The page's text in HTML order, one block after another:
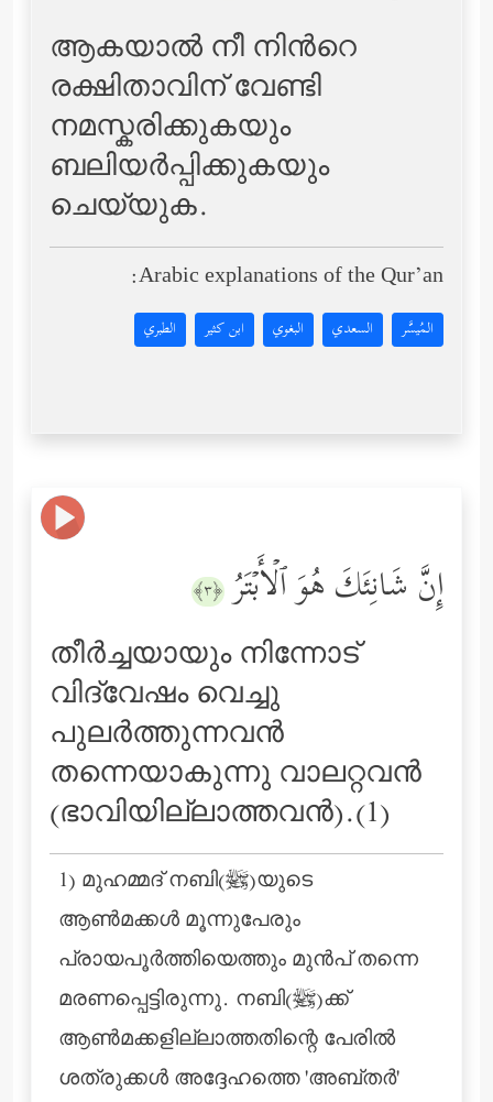
ആകയാല്‍ നീ നിന്‍റെ
രക്ഷിതാവിന് വേണ്ടി
നമസ്കരിക്കുകയും
ബലിയര്‍പ്പിക്കുകയും
ചെയ്യുക.
Arabic explanations of the Qur’an:
المُيسَّر السعدي البغوي ابن كثير الطبري
إِنَّ شَانِئَكَ هُوَ ٱلۡأَبۡتَرُ ﴿٣﴾
തീര്‍ച്ചയായും നിന്നോട്
വിദ്വേഷം വെച്ചു
പുലര്‍ത്തുന്നവന്‍
തന്നെയാകുന്നു വാലറ്റവന്‍
(ഭാവിയില്ലാത്തവന്‍).(1)
1) മുഹമ്മദ് നബി(ﷺ)യുടെ
ആൺമക്കൾ മൂന്നുപേരും
പ്രായപൂർത്തിയെത്തും മുൻപ് തന്നെ
മരണപ്പെട്ടിരുന്നു. നബി(ﷺ)ക്ക്
ആണ്‍മക്കളില്ലാത്തതിന്റെ പേരില്‍
ശത്രുക്കള്‍ അദ്ദേഹത്തെ 'അബ്തര്‍'